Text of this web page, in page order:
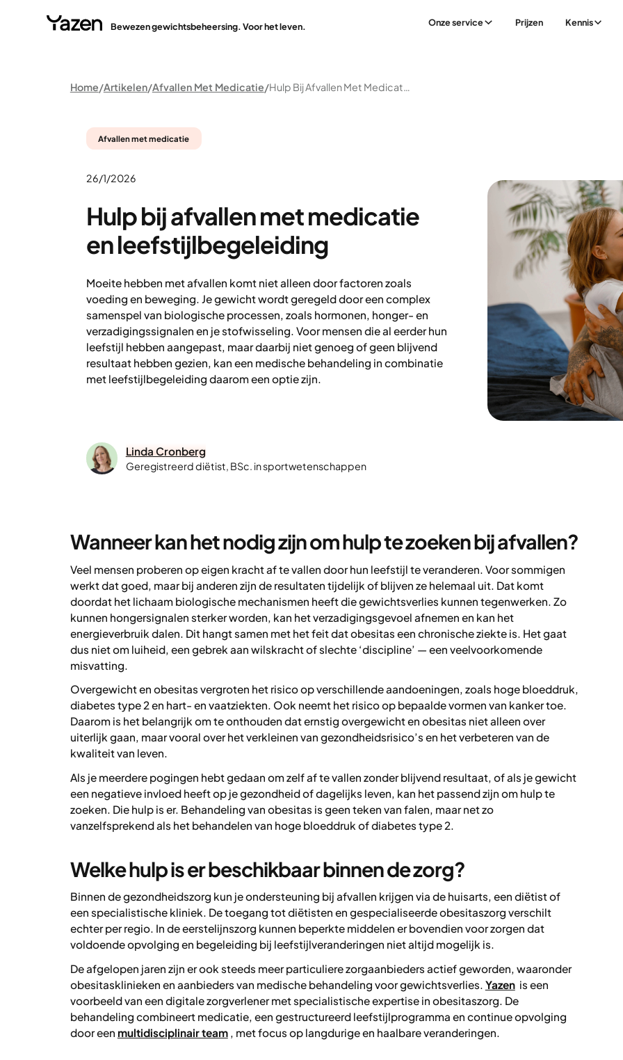
Bewezen gewichtsbeheersing. Voor het leven. Onze service Prijzen Kennis
Home Artikelen Afvallen Met Medicatie Hulp Bij Afvallen Met Medicatie En Leefstijlbegeleiding
Afvallen met medicatie
26/1/2026
Hulp bij afvallen met medicatie
en leefstijlbegeleiding
Moeite hebben met afvallen komt niet alleen door factoren zoals
voeding en beweging. Je gewicht wordt geregeld door een complex
samenspel van biologische processen, zoals hormonen, honger- en
verzadigingssignalen en je stofwisseling. Voor mensen die al eerder hun
leefstijl hebben aangepast, maar daarbij niet genoeg of geen blijvend
resultaat hebben gezien, kan een medische behandeling in combinatie
met leefstijlbegeleiding daarom een optie zijn.
Linda Cronberg
Geregistreerd diëtist, BSc. in sportwetenschappen
Wanneer kan het nodig zijn om hulp te zoeken bij afvallen?
Veel mensen proberen op eigen kracht af te vallen door hun leefstijl te veranderen. Voor sommigen
werkt dat goed, maar bij anderen zijn de resultaten tijdelijk of blijven ze helemaal uit. Dat komt
doordat het lichaam biologische mechanismen heeft die gewichtsverlies kunnen tegenwerken. Zo
kunnen hongersignalen sterker worden, kan het verzadigingsgevoel afnemen en kan het
energieverbruik dalen. Dit hangt samen met het feit dat obesitas een chronische ziekte is. Het gaat
dus niet om luiheid, een gebrek aan wilskracht of slechte ‘discipline’ — een veelvoorkomende
misvatting.
Overgewicht en obesitas vergroten het risico op verschillende aandoeningen, zoals hoge bloeddruk,
diabetes type 2 en hart- en vaatziekten. Ook neemt het risico op bepaalde vormen van kanker toe.
Daarom is het belangrijk om te onthouden dat ernstig overgewicht en obesitas niet alleen over
uiterlijk gaan, maar vooral over het verkleinen van gezondheidsrisico’s en het verbeteren van de
kwaliteit van leven.
Als je meerdere pogingen hebt gedaan om zelf af te vallen zonder blijvend resultaat, of als je gewicht
een negatieve invloed heeft op je gezondheid of dagelijks leven, kan het passend zijn om hulp te
zoeken. Die hulp is er. Behandeling van obesitas is geen teken van falen, maar net zo
vanzelfsprekend als het behandelen van hoge bloeddruk of diabetes type 2.
Welke hulp is er beschikbaar binnen de zorg?
Binnen de gezondheidszorg kun je ondersteuning bij afvallen krijgen via de huisarts, een diëtist of
een specialistische kliniek. De toegang tot diëtisten en gespecialiseerde obesitaszorg verschilt
echter per regio. In de eerstelijnszorg kunnen beperkte middelen er bovendien voor zorgen dat
voldoende opvolging en begeleiding bij leefstijlveranderingen niet altijd mogelijk is.
De afgelopen jaren zijn er ook steeds meer particuliere zorgaanbieders actief geworden, waaronder
obesitasklinieken en aanbieders van medische behandeling voor gewichtsverlies. Yazen is een
voorbeeld van een digitale zorgverlener met specialistische expertise in obesitaszorg. De
behandeling combineert medicatie, een gestructureerd leefstijlprogramma en continue opvolging
door een multidisciplinair team , met focus op langdurige en haalbare veranderingen.